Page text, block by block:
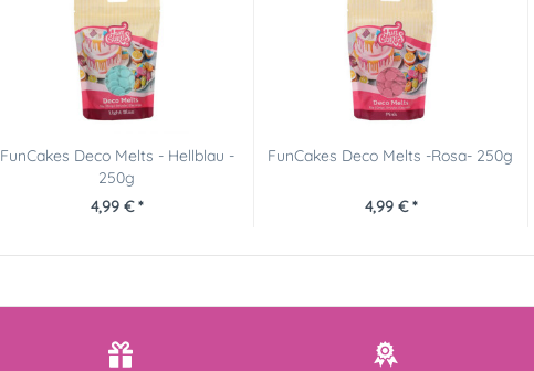
FunCakes Deco Melts - Hellblau -
250g
4,99 € *
FunCakes Deco Melts -Rosa- 250g
4,99 € *